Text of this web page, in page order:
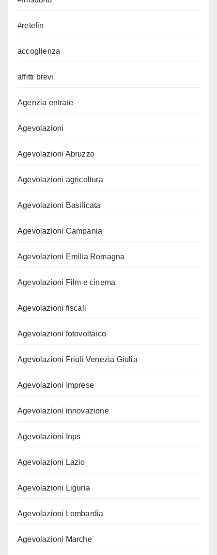
#retefin
accoglienza
affitti brevi
Agenzia entrate
Agevolazioni
Agevolazioni Abruzzo
Agevolazioni agricoltura
Agevolazioni Basilicata
Agevolazioni Campania
Agevolazioni Emilia Romagna
Agevolazioni Film e cinema
Agevolazioni fiscali
Agevolazioni fotovoltaico
Agevolazioni Friuli Venezia Giulia
Agevolazioni Imprese
Agevolazioni innovazione
Agevolazioni Inps
Agevolazioni Lazio
Agevolazioni Liguria
Agevolazioni Lombardia
Agevolazioni Marche